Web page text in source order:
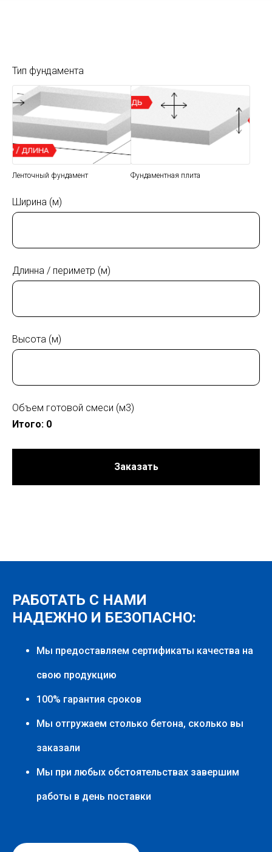
Тип фундамента
Ленточный фундамент Фундаментная плита
Ширина (м)
Длинна / периметр (м)
Высота (м)
Объем готовой смеси (м3)
Итого: 0
Заказать
РАБОТАТЬ С НАМИ
НАДЕЖНО И БЕЗОПАСНО:
Мы предоставляем сертификаты качества на
свою продукцию
100% гарантия сроков
Мы отгружаем столько бетона, сколько вы
заказали
Мы при любых обстоятельствах завершим
работы в день поставки